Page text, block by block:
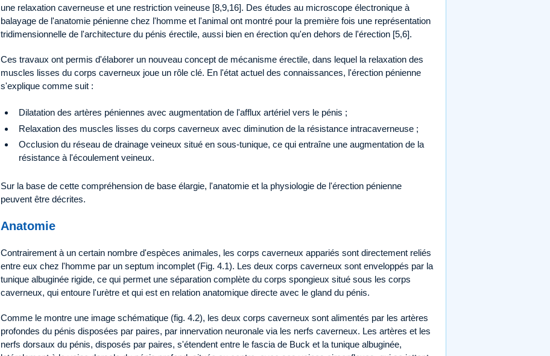
une relaxation caverneuse et une restriction veineuse [8,9,16]. Des études au microscope électronique à
balayage de l'anatomie pénienne chez l'homme et l'animal ont montré pour la première fois une représentation
tridimensionnelle de l'architecture du pénis érectile, aussi bien en érection qu'en dehors de l'érection [5,6].
Ces travaux ont permis d'élaborer un nouveau concept de mécanisme érectile, dans lequel la relaxation des
muscles lisses du corps caverneux joue un rôle clé. En l'état actuel des connaissances, l'érection pénienne
s'explique comme suit :
Dilatation des artères péniennes avec augmentation de l'afflux artériel vers le pénis ;
Relaxation des muscles lisses du corps caverneux avec diminution de la résistance intracaverneuse ;
Occlusion du réseau de drainage veineux situé en sous-tunique, ce qui entraîne une augmentation de la
résistance à l'écoulement veineux.
Sur la base de cette compréhension de base élargie, l'anatomie et la physiologie de l'érection pénienne
peuvent être décrites.
Anatomie
Contrairement à un certain nombre d'espèces animales, les corps caverneux appariés sont directement reliés
entre eux chez l'homme par un septum incomplet (Fig. 4.1). Les deux corps caverneux sont enveloppés par la
tunique albuginée rigide, ce qui permet une séparation complète du corps spongieux situé sous les corps
caverneux, qui entoure l'urètre et qui est en relation anatomique directe avec le gland du pénis.
Comme le montre une image schématique (fig. 4.2), les deux corps caverneux sont alimentés par les artères
profondes du pénis disposées par paires, par innervation neuronale via les nerfs caverneux. Les artères et les
nerfs dorsaux du pénis, disposés par paires, s'étendent entre le fascia de Buck et la tunique albuginée,